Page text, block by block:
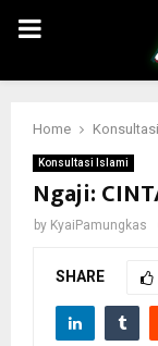
PRIMARY
MENU
Home
Konsultasi Islami
Ngaji:
by KyaiPamungkas
SHARE